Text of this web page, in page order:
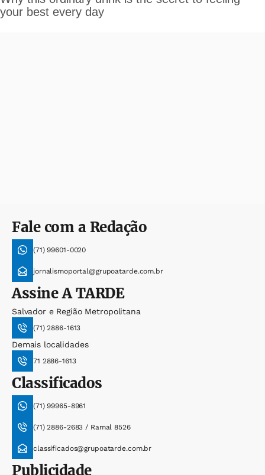
Fale com a Redação
(71) 99601-0020
jornalismoportal@grupoatarde.com.br
AssineA TARDE
Salvador e Região Metropolitana
(71) 2886-1613
Demais localidades
71 2886-1613
Classificados
(71) 99965-8961
(71) 2886-2683 / Ramal 8526
classificados@grupoatarde.com.br
Publicidade